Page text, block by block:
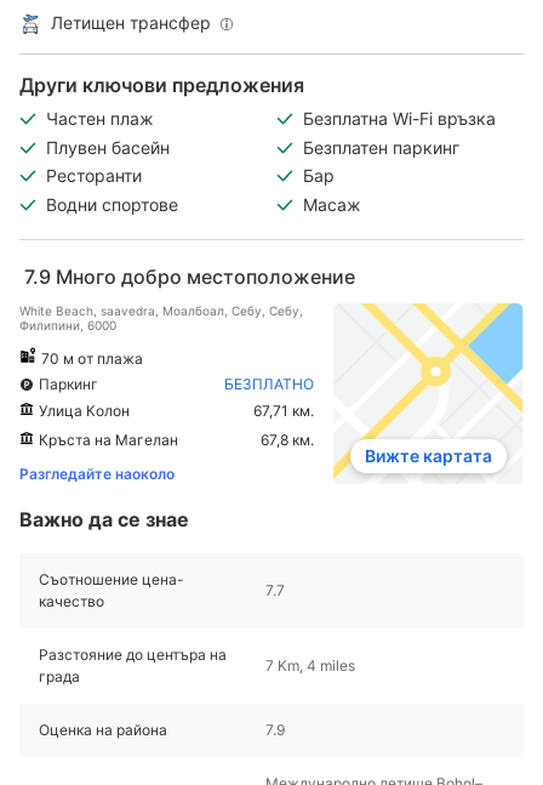
Летищен трансфер
Други ключови предложения
Частен плаж
Безплатна Wi-Fi връзка
Плувен басейн
Безплатен паркинг
Ресторанти
Бар
Водни спортове
Масаж
7.9 Много добро местоположение
White Beach, saavedra, Моалбоал, Себу, Себу,
Филипини, 6000
70 м от плажа
Паркинг
БЕЗПЛАТНО
Улица Колон
67,71 км.
Кръста на Магелан
67,8 км.
Разгледайте наоколо
Вижте картата
Важно да се знае
Съотношение цена-
качество
7.7
Разстояние до центъра на
града
7 Km, 4 miles
Оценка на района 7.9